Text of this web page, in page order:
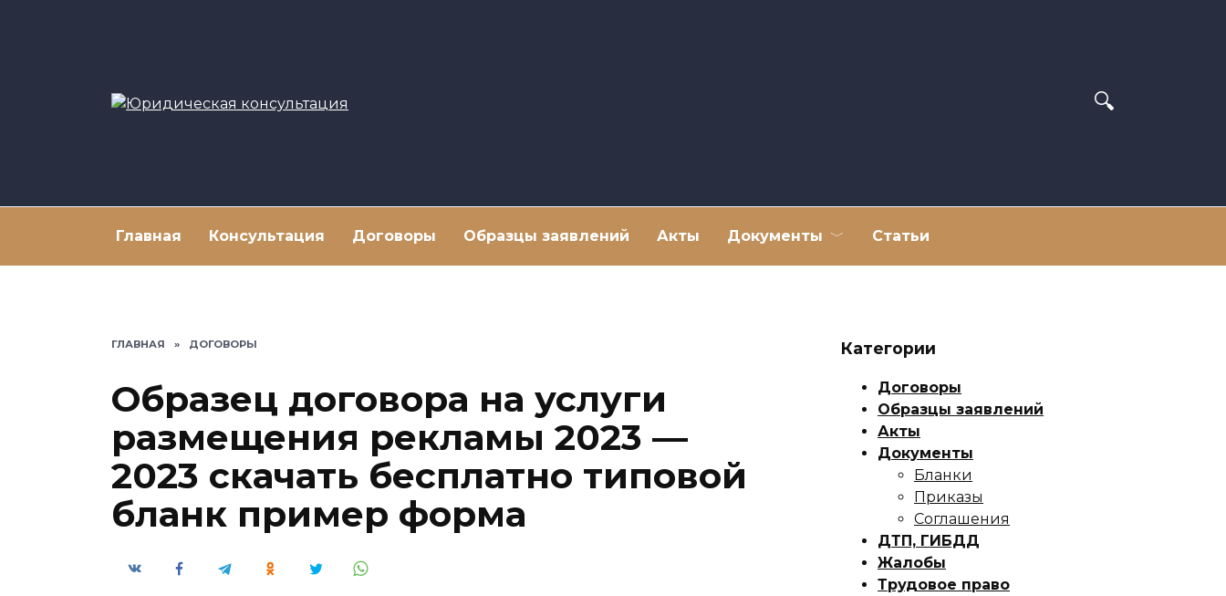
Главная Консультация Договоры Образцы заявлений Акты Документы Статьи
ГЛАВНАЯ » ДОГОВОРЫ
Образец договора на услуги
размещения рекламы 2023 —
2023 скачать бесплатно типовой
бланк пример форма
Категории
Договоры
Образцы заявлений
Акты
Документы
Бланки
Приказы
Соглашения
ДТП, ГИБДД
Жалобы
Трудовое право